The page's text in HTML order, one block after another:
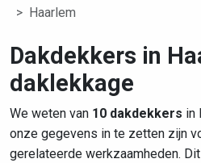
Haarlem
Dakdekkers in
daklekkage
We weten van 10 dakdekkers in
onze gegevens in te zetten zijn
gerelateerde werkzaamheden.